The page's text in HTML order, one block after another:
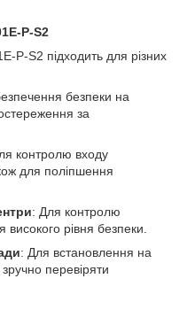
P-S2
P-S2 підходить для різних
безпеки на
за
контролю входу
для поліпшення
: Для контролю
рівня безпеки.
: Для встановлення на
перевіряти